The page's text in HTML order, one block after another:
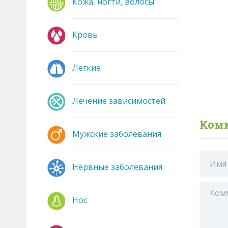
Кровь
Легкие
Лечение зависимостей
Мужские заболевания
Нервные заболевания
Нос